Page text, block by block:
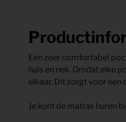
Een zeer comfortabel
hals en nek. Omdat elke
elkaar. Dit zorgt voor
Je kunt de matras huren